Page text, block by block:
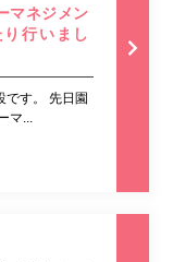
マネジメン
行いまし
です。 先日園
...